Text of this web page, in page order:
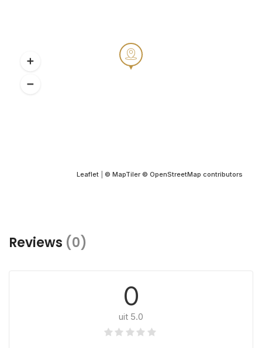
Leaflet © MapTiler © OpenStreetMap contributors
Reviews (0)
0
uit 5.0